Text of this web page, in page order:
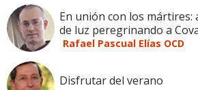
En unión con los mártires:
de luz peregrinando a
Rafael Pascual Elías OCD
Disfrutar del verano